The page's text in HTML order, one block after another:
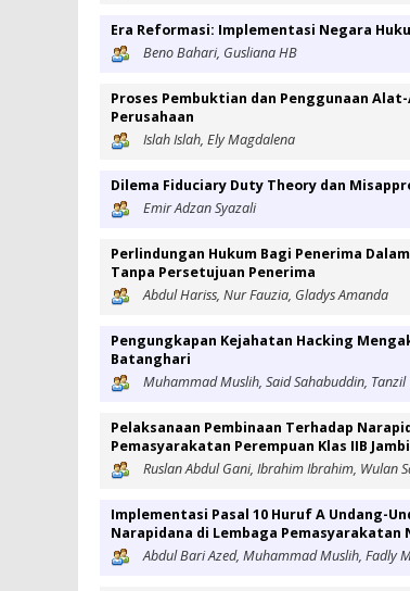
Era Reformasi: Implementasi Negara
Beno Bahari, Gusliana HB
Proses Pembuktian dan Penggunaan
Perusahaan
Islah Islah, Ely Magdalena
Dilema Fiduciary Duty Theory dan
Emir Adzan Syazali
Perlindungan Hukum Bagi Penerima
Tanpa Persetujuan Penerima
Abdul Hariss, Nur Fauzia, Gladys Amanda
Pengungkapan Kejahatan Hacking
Batanghari
Muhammad Muslih, Said Sahabuddin, Tanzil
Pelaksanaan Pembinaan Terhadap
Pemasyarakatan Perempuan Klas IIB Jambi
Ruslan Abdul Gani, Ibrahim Ibrahim, Wulan
Implementasi Pasal 10 Huruf A Undang-
Narapidana di Lembaga Pemasyarakatan
Abdul Bari Azed, Muhammad Muslih, Fadly